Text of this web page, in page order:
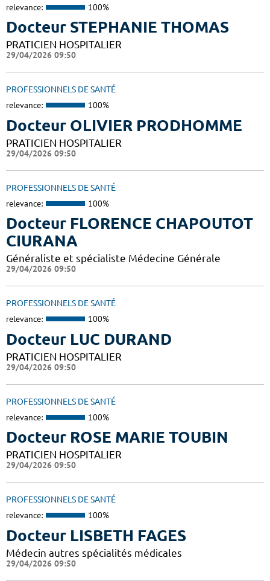
relevance: 100%
Docteur STEPHANIE THOMAS
PRATICIEN HOSPITALIER
29/04/2026 09:50
PROFESSIONNELS DE SANTÉ
relevance: 100%
Docteur OLIVIER PRODHOMME
PRATICIEN HOSPITALIER
29/04/2026 09:50
PROFESSIONNELS DE SANTÉ
relevance: 100%
Docteur FLORENCE CHAPOUTOT
CIURANA
Généraliste et spécialiste Médecine Générale
29/04/2026 09:50
PROFESSIONNELS DE SANTÉ
relevance: 100%
Docteur LUC DURAND
PRATICIEN HOSPITALIER
29/04/2026 09:50
PROFESSIONNELS DE SANTÉ
relevance: 100%
Docteur ROSE MARIE TOUBIN
PRATICIEN HOSPITALIER
29/04/2026 09:50
PROFESSIONNELS DE SANTÉ
relevance: 100%
Docteur LISBETH FAGES
Médecin autres spécialités médicales
29/04/2026 09:50